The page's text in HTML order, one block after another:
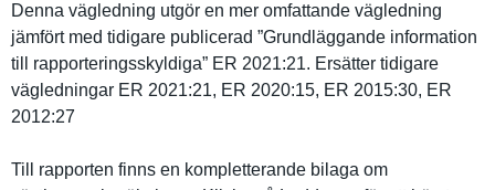
Denna vägledning utgör en mer omfattande vägledning
jämfört med tidigare publicerad ”Grundlägg­ande informatio­n
till rapporteri­ngsskyldig­a” ER 2021:21. Ersätter tidigare
vägledning­ar ER 2021:21, ER 2020:15, ER 2015:30, ER
2012:27
Till rapporten finns en kompletter­ande bilaga om